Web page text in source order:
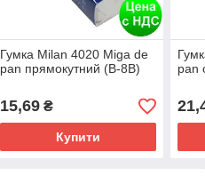
Гумка Milan 4020 Miga de
pan прямокутний (B-8B)
15,69₴
Купити
pan